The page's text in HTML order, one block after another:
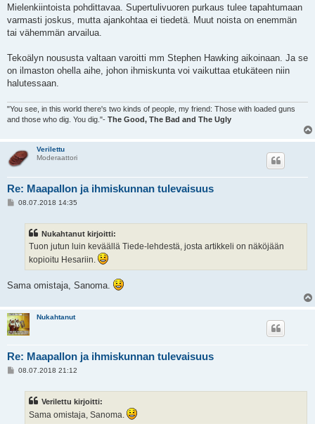
Mielenkiintoista pohdittavaa. Supertulivuoren purkaus tulee tapahtumaan
varmasti joskus, mutta ajankohtaa ei tiedetä. Muut noista on enemmän
tai vähemmän arvailua.
Tekoälyn noususta valtaan varoitti mm Stephen Hawking aikoinaan. Ja se
on ilmaston ohella aihe, johon ihmiskunta voi vaikuttaa etukäteen niin
halutessaan.
"You see, in this world there's two kinds of people, my friend: Those with loaded guns
and those who dig. You dig."- The Good, The Bad and The Ugly
Verilettu
Moderaattori
Re: Maapallon ja ihmiskunnan tulevaisuus
V08.07.2018 14:35
Nukahtanut kirjoitti:
Tuon jutun luin keväällä Tiede-lehdestä, josta artikkeli on näköjään
kopioitu Hesariin.
Sama omistaja, Sanoma.
Nukahtanut
Re: Maapallon ja ihmiskunnan tulevaisuus
V08.07.2018 21:12
Verilettu kirjoitti:
Sama omistaja, Sanoma.